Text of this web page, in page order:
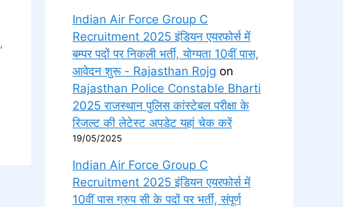
,
Indian Air Force Group C
Recruitment 2025 इंडियन एयरफोर्स में
बम्पर पदों पर निकली भर्ती, योग्यता 10वीं पास,
आवेदन शुरू - Rajasthan Rojg on
Rajasthan Police Constable Bharti
2025 राजस्थान पुलिस कांस्टेबल परीक्षा के
रिजल्ट की लेटेस्ट अपडेट यहां चेक करें
19/05/2025
Indian Air Force Group C
Recruitment 2025 इंडियन एयरफोर्स में
10वीं पास ग्रुप सी के पदों पर भर्ती, संपूर्ण